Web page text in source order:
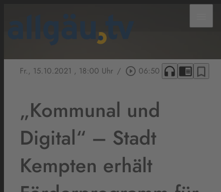
Fr., 15.10.2021 , 18:00 Uhr / play_circle_outline 06:50 headphones chrome_reader_mode bookmark_border
„Kommunal und
Digital“ – Stadt
Kempten erhält